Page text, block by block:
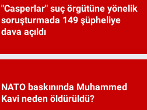
"Casperlar" suç örgütüne yönelik
soruşturmada 149 şüpheliye
dava açıldı
NATO baskınında Muhammed
Kavi neden öldürüldü?